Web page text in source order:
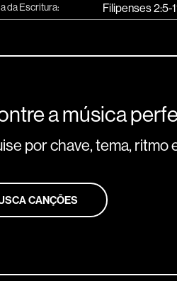
da Escritura: Filipenses 2:5-
a música
por chave, tema, ritmo
CANÇÕES